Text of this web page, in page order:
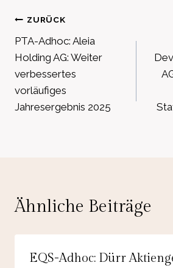
Beitragsnavigation
ZURÜCK
PTA-Adhoc: Aleia
Holding AG: Weiter
verbessertes
vorläufiges
Jahresergebnis 2025
Ähnliche Beiträge
EQS-Adhoc: Dürr